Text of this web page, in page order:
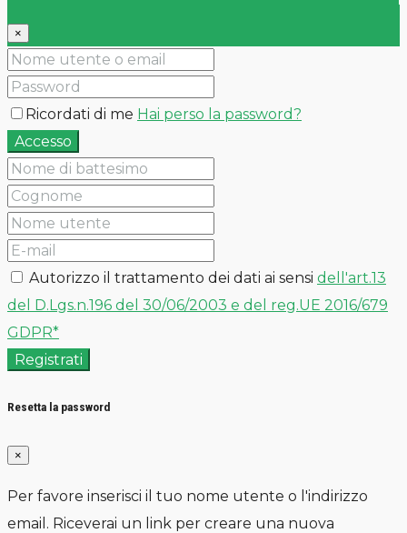
×
Ricordati di me Hai perso la password?
Accesso
Autorizzo il trattamento dei dati ai sensi dell'art.13
del D.Lgs.n.196 del 30/06/2003 e del reg.UE 2016/679
GDPR*
Registrati
Resetta la password
×
Per favore inserisci il tuo nome utente o l'indirizzo
email. Riceverai un link per creare una nuova